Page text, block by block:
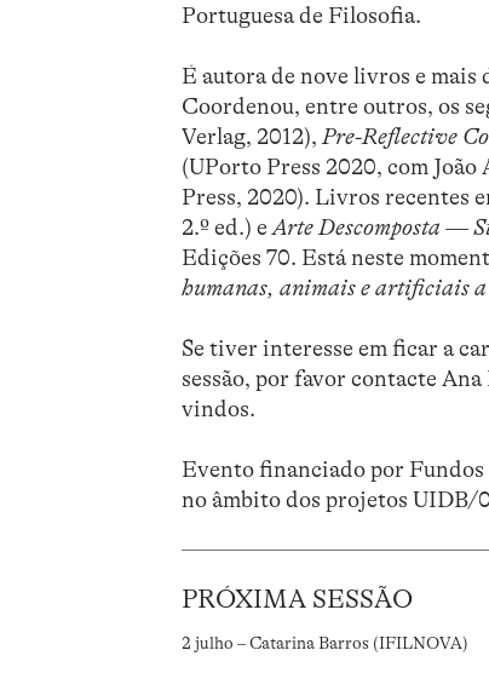
Portuguesa de Filosofia.
É autora de nove livros e mais
Coordenou, entre outros, os
Verlag, 2012),Pre-Reflective
(UPorto Press 2020, com
Press, 2020). Livros recentes
2.º ed.) eArte Descomposta —
Edições 70. Está neste
humanas, animais e artificiais
Se tiver interesse em ficar a
sessão, por favor contacte
vindos.
Evento financiado por
no âmbito dos projetos
PRÓXIMA SESSÃO
2 julho – Catarina Barros (IFILNOVA)